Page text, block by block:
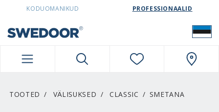
SWEDOORESTONIA NAVIGATION
KODUOMANIKUD PROFESSIONAALID
TOOTED VÄLISUKSED CLASSIC SMETANA